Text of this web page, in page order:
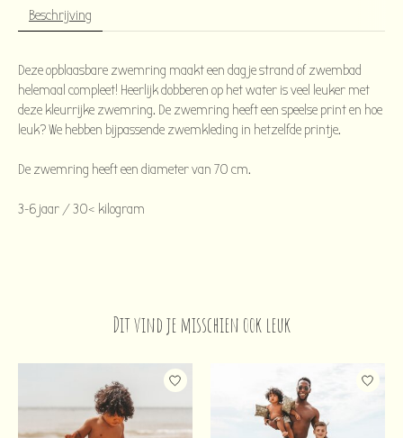
Beschrijving
Deze opblaasbare zwemring maakt een dagje strand of zwembad
helemaal compleet! Heerlijk dobberen op het water is veel leuker met
deze kleurrijke zwemring. De zwemring heeft een speelse print en hoe
leuk? We hebben bijpassende zwemkleding in hetzelfde printje.
De zwemring heeft een diameter van 70 cm.
3-6 jaar / 30< kilogram
Dit vind je misschien ook leuk